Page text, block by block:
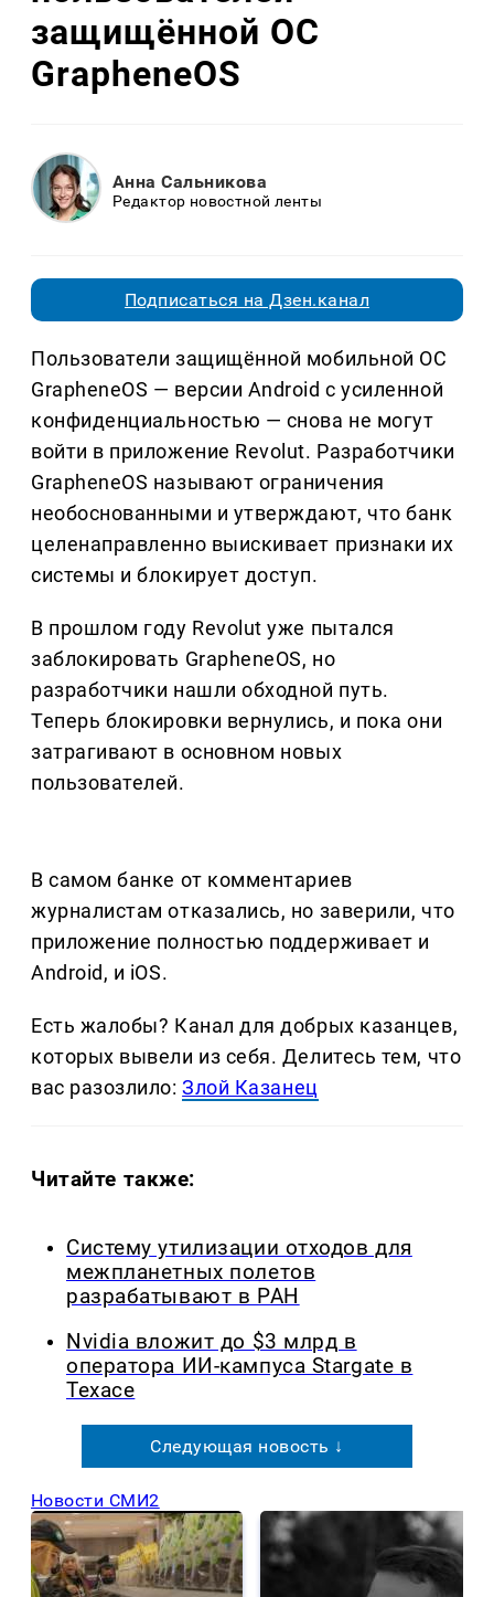
защищённой ОС
GrapheneOS
Анна Сальникова
Редактор новостной ленты
Подписаться на Дзен.канал
Пользователи защищённой мобильной ОС
GrapheneOS — версии Android с усиленной
конфиденциальностью — снова не могут
войти в приложение Revolut. Разработчики
GrapheneOS называют ограничения
необоснованными и утверждают, что банк
целенаправленно выискивает признаки их
системы и блокирует доступ.
В прошлом году Revolut уже пытался
заблокировать GrapheneOS, но
разработчики нашли обходной путь.
Теперь блокировки вернулись, и пока они
затрагивают в основном новых
пользователей.
В самом банке от комментариев
журналистам отказались, но заверили, что
приложение полностью поддерживает и
Android, и iOS.
Есть жалобы? Канал для добрых казанцев,
которых вывели из себя. Делитеcь тем, что
вас разозлило:Злой Казанец
Читайте также:
Систему утилизации отходов для
межпланетных полетов
разрабатывают в РАН
Nvidia вложит до $3 млрд в
оператора ИИ-кампуса Stargate в
Техасе
Следующая новость ↓
Новости СМИ2